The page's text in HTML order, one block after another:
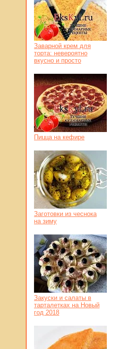
Заварной крем для
торта: невероятно
вкусно и просто
Пицца на кефире
Заготовки из чеснока
на зиму
Закуски и салаты в
тарталетках на Новый
год 2018